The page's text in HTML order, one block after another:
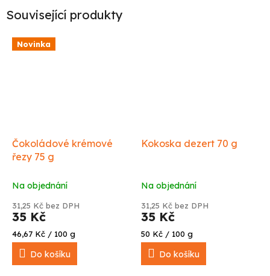
Související produkty
Novinka
Čokoládové krémové
řezy 75 g
Na objednání
31,25 Kč bez DPH
35 Kč
Měrná
cena:
46,67 Kč / 100 g
Do košíku
Kokoska dezert 70 g
Na objednání
31,25 Kč bez DPH
35 Kč
Měrná
cena:
50 Kč / 100 g
Do košíku